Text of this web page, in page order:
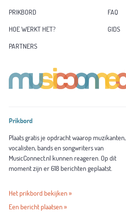
PRIKBORD
FAQ
HOE WERKT HET?
GIDS
PARTNERS
Prikbord
Plaats gratis je opdracht waarop muzikanten,
vocalisten, bands en songwriters van
MusicConnect.nl kunnen reageren. Op dit
moment zijn er 618 berichten geplaatst.
Het prikbord bekijken »
Een bericht plaatsen »